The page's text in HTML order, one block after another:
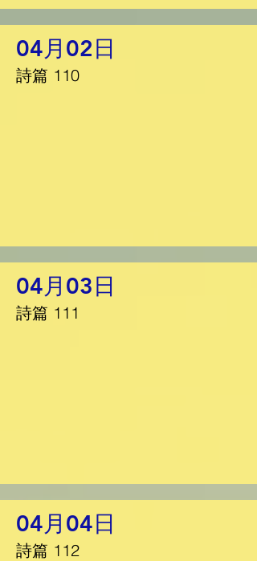
04月02日
詩篇 110
04月03日
詩篇 111
04月04日
詩篇 112